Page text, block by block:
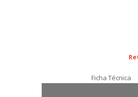
Ficha Técnica